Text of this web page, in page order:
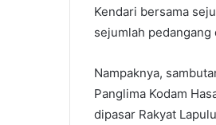
Kendari bersama
sejumlah
Nampaknya,
Panglima Kodam
dipasar Rakyat